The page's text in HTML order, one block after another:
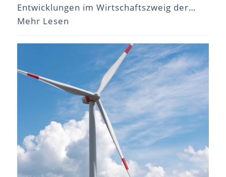
Entwicklungen im Wirtschaftszweig der…
Mehr Lesen